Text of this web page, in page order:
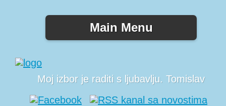
Main Menu
Moj izbor je raditi s ljubavlju. Tomislav